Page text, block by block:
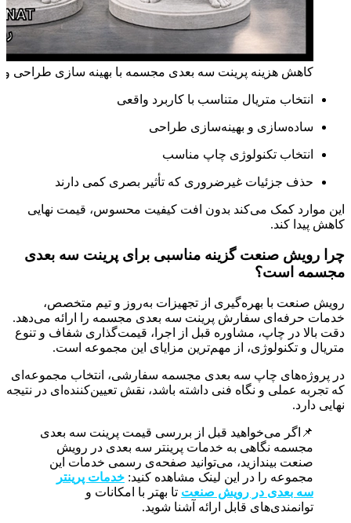
کاهش هزینه پرینت سه بعدی مجسمه با بهینه سازی طراحی و
انتخاب متریال متناسب با کاربرد واقعی
ساده‌سازی و بهینه‌سازی طراحی
انتخاب تکنولوژی چاپ مناسب
حذف جزئیات غیرضروری که تأثیر بصری کمی دارند
این موارد کمک می‌کند بدون افت کیفیت محسوس، قیمت نهایی
کاهش پیدا کند.
چرا رویش صنعت گزینه مناسبی برای پرینت سه بعدی
مجسمه است؟
رویش صنعت با بهره‌گیری از تجهیزات به‌روز و تیم متخصص،
خدمات حرفه‌ای سفارش پرینت سه بعدی مجسمه را ارائه می‌دهد.
دقت بالا در چاپ، مشاوره قبل از اجرا، قیمت‌گذاری شفاف و تنوع
متریال و تکنولوژی، از مهم‌ترین مزایای این مجموعه است.
در پروژه‌های چاپ سه بعدی مجسمه سفارشی، انتخاب مجموعه‌ای
که تجربه عملی و نگاه فنی داشته باشد، نقش تعیین‌کننده‌ای در نتیجه
نهایی دارد.
📌اگر می‌خواهید قبل از بررسی قیمت پرینت سه بعدی
مجسمه نگاهی به خدمات پرینتر سه بعدی در رویش
صنعت بیندازید، می‌توانید صفحه‌ی رسمی خدمات این
مجموعه را در این لینک مشاهده کنید: خدمات پرینتر
سه بعدی در رویش صنعت تا بهتر با امکانات و
توانمندی‌های قابل ارائه آشنا شوید.